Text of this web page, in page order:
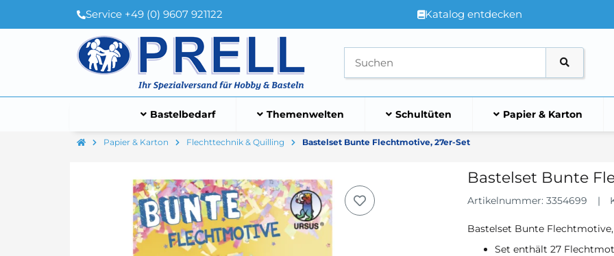
Service +49 (0) 9607 921122 Katalog entdecken
Bastelbedarf Themenwelten Schultüten Papier & Karton
Papier & Karton Flechttechnik & Quilling Bastelset Bunte Flechtmotive, 27er-Set
Bastelset Bunte
Artikelnummer: 3354699
Bastelset Bunte Flechtmotive,
Set enthält 27